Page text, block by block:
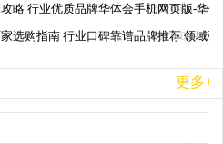
2026-06-26
略 行业优质品牌华体会手机网页版-华
2026-06-26
选购指南 行业口碑靠谱品牌推荐 领域
更多+